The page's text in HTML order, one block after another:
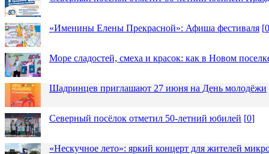
«Именины Елены Прекрасной»: Афиша фестиваля [0
Море сладостей, смеха и красок: как в Новом
Шадринцев приглашают 27 июня на День молодёжи
Северный посёлок отметил 50-летний юбилей [0]
«Нескучное лето»: яркий концерт для жителей